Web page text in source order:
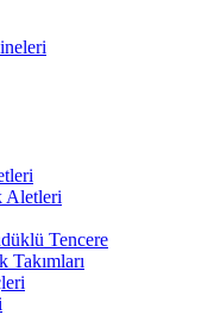
Aletleri
Tencere
Takımları